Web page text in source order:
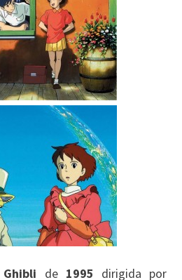
Ghibli de 1995 dirigida por